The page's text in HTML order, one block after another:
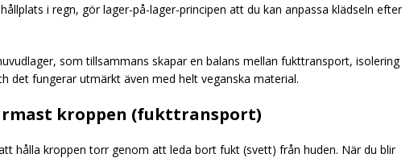
i regn, gör lager-på-lager-principen att du kan anpassa klädseln efter
som tillsammans skapar en balans mellan fukttransport, isolering
det fungerar utmärkt även med helt veganska material.
kroppen (fukttransport)
hålla kroppen torr genom att leda bort fukt (svett) från huden. När du blir